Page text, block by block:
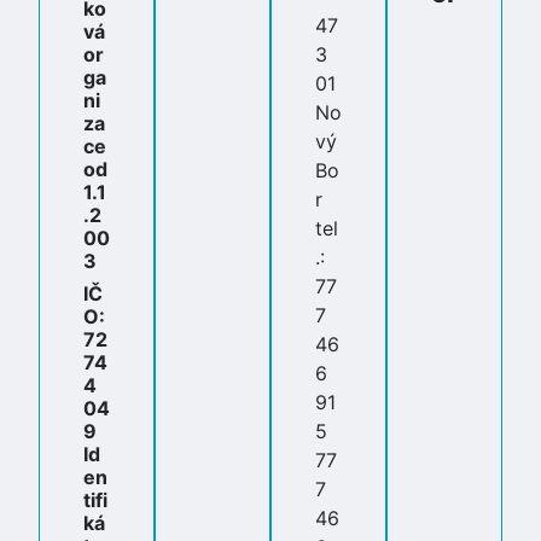
ko
vá
or
ga
ni
za
ce
od
1.1
.2
00
3
IČ
O:
72
74
4
04
9
Id
en
tifi
ká
47
3
01
No
vý
Bo
r
tel
.:
77
7
46
6
91
5
77
7
46